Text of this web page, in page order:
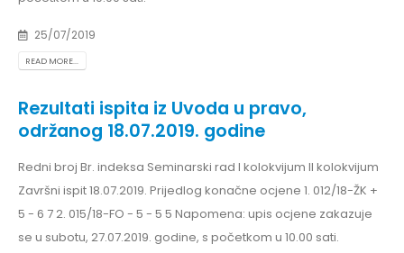
25/07/2019
READ MORE...
Rezultati ispita iz Uvoda u pravo,
održanog 18.07.2019. godine
Redni broj Br. indeksa Seminarski rad I kolokvijum II kolokvijum
Završni ispit 18.07.2019. Prijedlog konačne ocjene 1. 012/18-ŽK +
5 - 6 7 2. 015/18-FO - 5 - 5 5 Napomena: upis ocjene zakazuje
se u subotu, 27.07.2019. godine, s početkom u 10.00 sati.